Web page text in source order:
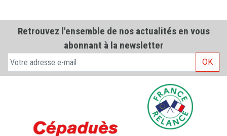
Retrouvez l'ensemble de nos actualités en vous
abonnant à la newsletter
OK